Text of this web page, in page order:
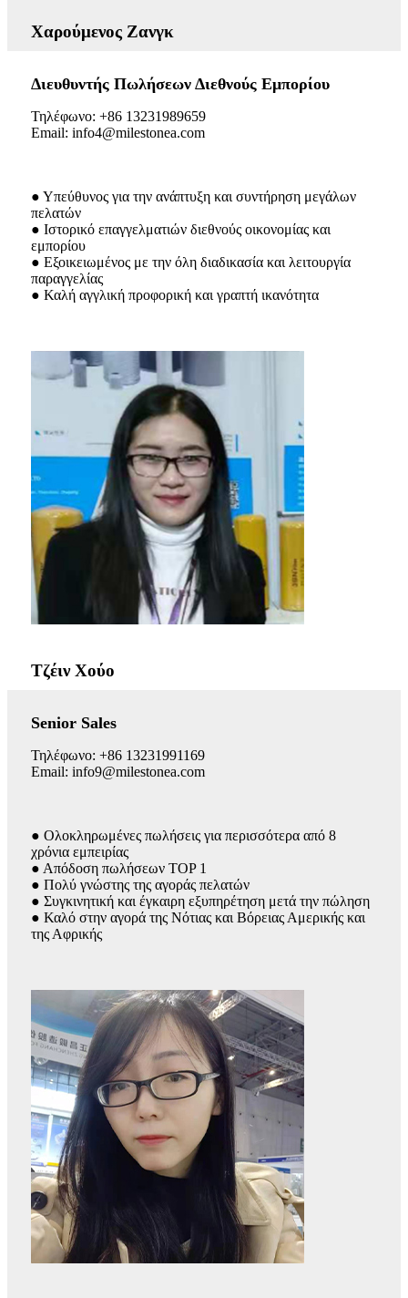
Χαρούμενος Ζανγκ
Διευθυντής Πωλήσεων Διεθνούς Εμπορίου
Τηλέφωνο: +86 13231989659
Email: info4@milestonea.com
● Υπεύθυνος για την ανάπτυξη και συντήρηση μεγάλων
πελατών
● Ιστορικό επαγγελματιών διεθνούς οικονομίας και
εμπορίου
● Εξοικειωμένος με την όλη διαδικασία και λειτουργία
παραγγελίας
● Καλή αγγλική προφορική και γραπτή ικανότητα
Τζέιν Χούο
Senior Sales
Τηλέφωνο: +86 13231991169
Email: info9@milestonea.com
● Ολοκληρωμένες πωλήσεις για περισσότερα από 8
χρόνια εμπειρίας
● Απόδοση πωλήσεων TOP 1
● Πολύ γνώστης της αγοράς πελατών
● Συγκινητική και έγκαιρη εξυπηρέτηση μετά την πώληση
● Καλό στην αγορά της Νότιας και Βόρειας Αμερικής και
της Αφρικής